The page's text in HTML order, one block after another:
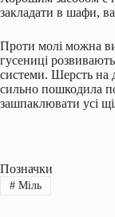
закладати в шафи,
Проти молі можна
гусениці
системи. Шерсть на
сильно пошкодила
зашпаклювати усі
Позначки
#Міль